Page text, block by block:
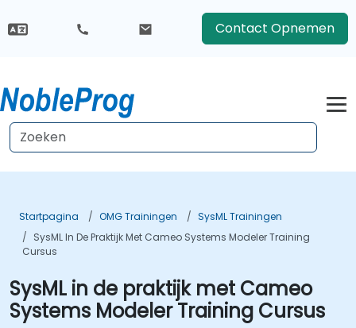
Contact Opnemen
Startpagina OMG Trainingen
SysML Trainingen
SysML In De Praktijk Met Cameo Systems Modeler Training
Cursus
SysML in de praktijk met Cameo
Systems Modeler Training Cursus